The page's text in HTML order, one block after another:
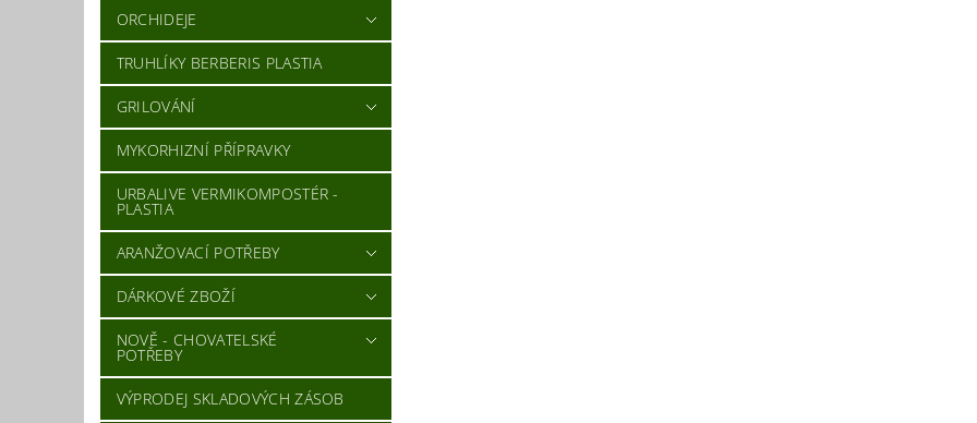
ORCHIDEJE
TRUHLÍKY BERBERIS PLASTIA
GRILOVÁNÍ
MYKORHIZNÍ PŘÍPRAVKY
URBALIVE VERMIKOMPOSTÉR -
PLASTIA
ARANŽOVACÍ POTŘEBY
DÁRKOVÉ ZBOŽÍ
NOVĚ - CHOVATELSKÉ
POTŘEBY
VÝPRODEJ SKLADOVÝCH ZÁSOB